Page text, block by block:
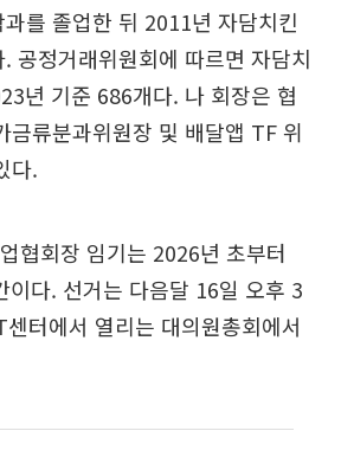
를 졸업한 뒤 2011년 자담치킨
공정거래위원회에 따르면 자담치
년 기준 686개다. 나 회장은 협
금류분과위원장 및 배달앱 TF 위
다.
협회장 임기는 2026년 초부터
이다. 선거는 다음달 16일 오후 3
터에서 열리는 대의원총회에서